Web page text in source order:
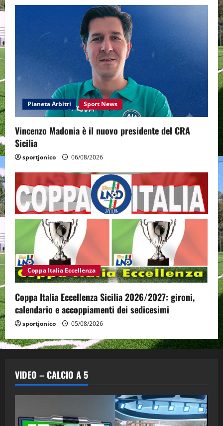
Pianeta Arbitri Sport News
Vincenzo Madonia è il nuovo presidente del CRA
Sicilia
sportjonico 06/08/2026
Coppa Italia Eccellenza
Coppa Italia Eccellenza Sicilia 2026/2027: gironi,
calendario e accoppiamenti dei sedicesimi
sportjonico 05/08/2026
VIDEO – CALCIO A 5